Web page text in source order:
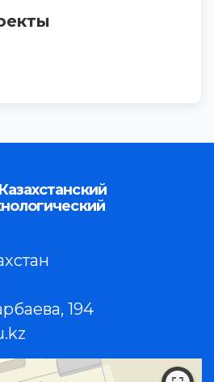
194